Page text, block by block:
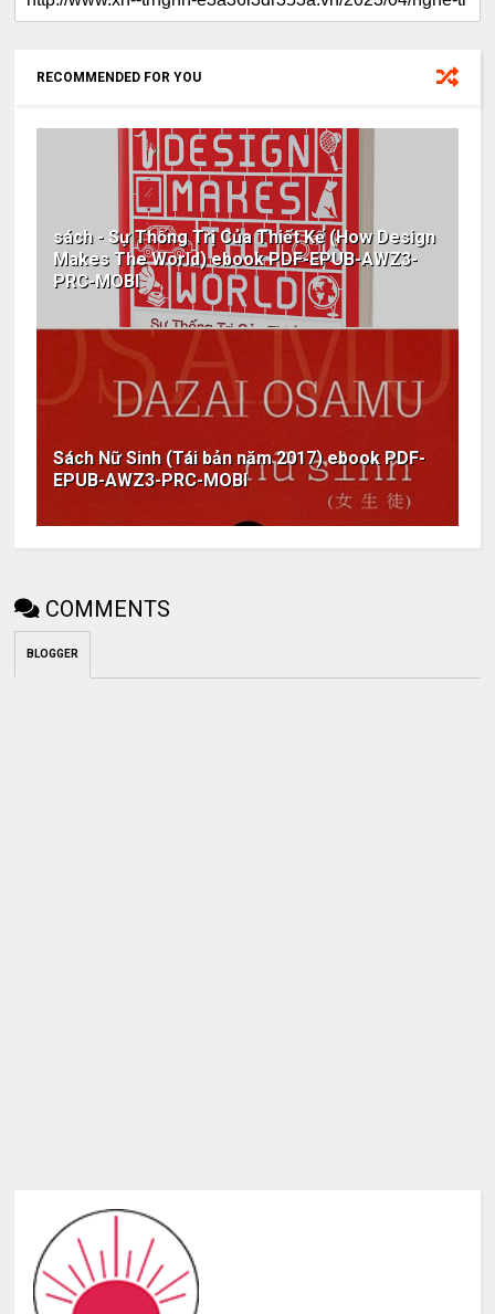
RECOMMENDED FOR YOU
sách - Sự Thống Trị Của Thiết Kế (How Design
Makes The World) ebook PDF-EPUB-AWZ3-
PRC-MOBI
Sách Nữ Sinh (Tái bản năm 2017) ebook PDF-
EPUB-AWZ3-PRC-MOBI
COMMENTS
BLOGGER